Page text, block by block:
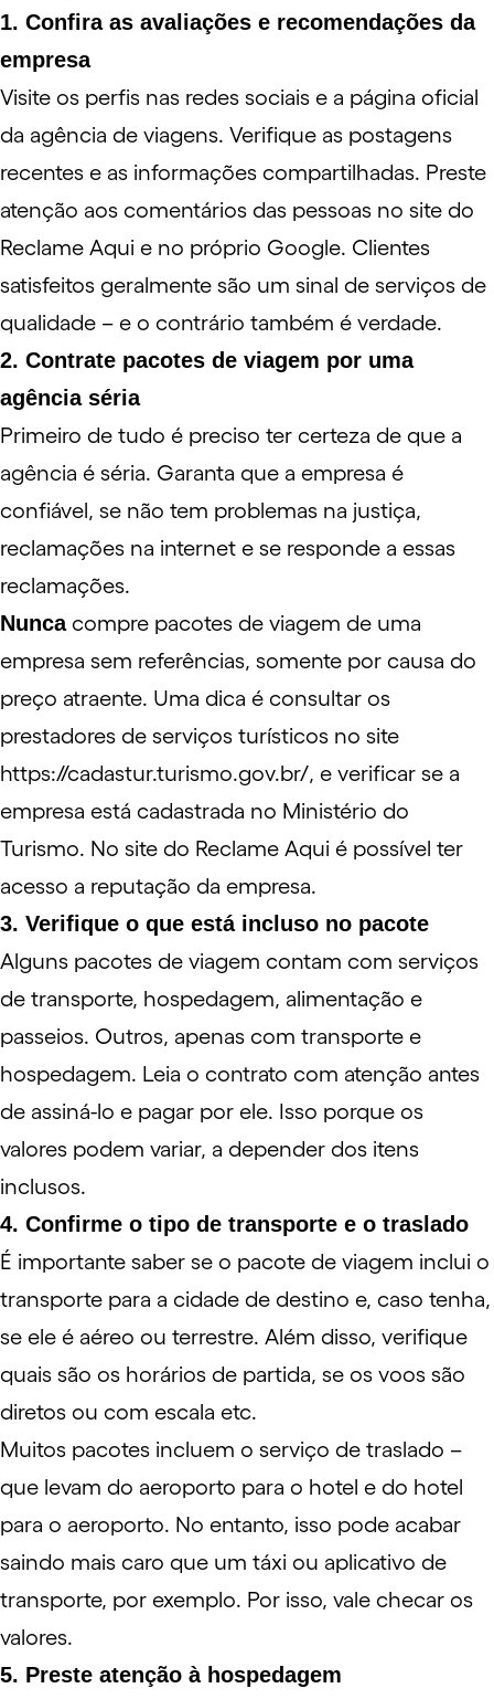
1. Confira as avaliações e recomendações da
empresa
Visite os perfis nas redes sociais e a página oficial
da agência de viagens. Verifique as postagens
recentes e as informações compartilhadas. Preste
atenção aos comentários das pessoas no site do
Reclame Aqui e no próprio Google. Clientes
satisfeitos geralmente são um sinal de serviços de
qualidade – e o contrário também é verdade.
2. Contrate pacotes de viagem por uma
agência séria
Primeiro de tudo é preciso ter certeza de que a
agência é séria. Garanta que a empresa é
confiável, se não tem problemas na justiça,
reclamações na internet e se responde a essas
reclamações.
Nuncacompre pacotes de viagem de uma
empresa sem referências, somente por causa do
preço atraente. Uma dica é consultar os
prestadores de serviços turísticos no site
https://cadastur.turismo.gov.br/, e verificar se a
empresa está cadastrada no Ministério do
Turismo. No site do Reclame Aqui é possível ter
acesso a reputação da empresa.
3. Verifique o que está incluso no pacote
Alguns pacotes de viagem contam com serviços
de transporte, hospedagem, alimentação e
passeios. Outros, apenas com transporte e
hospedagem. Leia o contrato com atenção antes
de assiná-lo e pagar por ele. Isso porque os
valores podem variar, a depender dos itens
inclusos.
4. Confirme o tipo de transporte e o traslado
É importante saber se o pacote de viagem inclui o
transporte para a cidade de destino e, caso tenha,
se ele é aéreo ou terrestre. Além disso, verifique
quais são os horários de partida, se os voos são
diretos ou com escala etc.
Muitos pacotes incluem o serviço de traslado –
que levam do aeroporto para o hotel e do hotel
para o aeroporto. No entanto, isso pode acabar
saindo mais caro que um táxi ou aplicativo de
transporte, por exemplo. Por isso, vale checar os
valores.
5. Preste atenção à hospedagem